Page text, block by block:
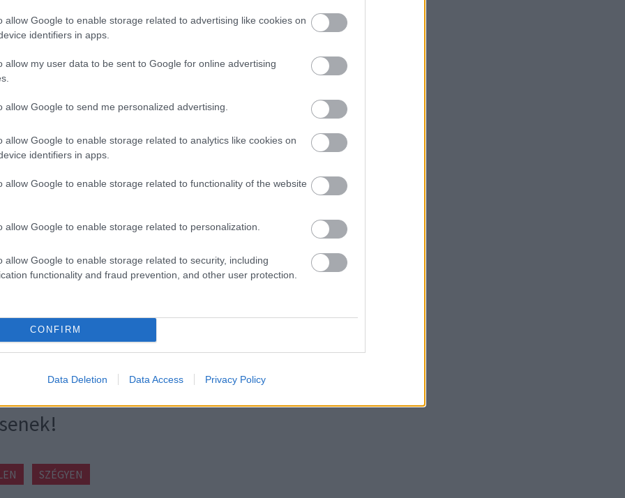
allow Google to enable storage related to advertising like cookies on
identifiers in apps.
allow my user data to be sent to Google for online advertising
allow Google to send me personalized advertising.
allow Google to enable storage related to analytics like cookies on
identifiers in apps.
allow Google to enable storage related to functionality of the website
allow Google to enable storage related to personalization.
allow Google to enable storage related to security, including
functionality and fraud prevention, and other user protection.
CONFIRM
Data Deletion Data Access Privacy Policy
bejegyzés
SZÉGYEN